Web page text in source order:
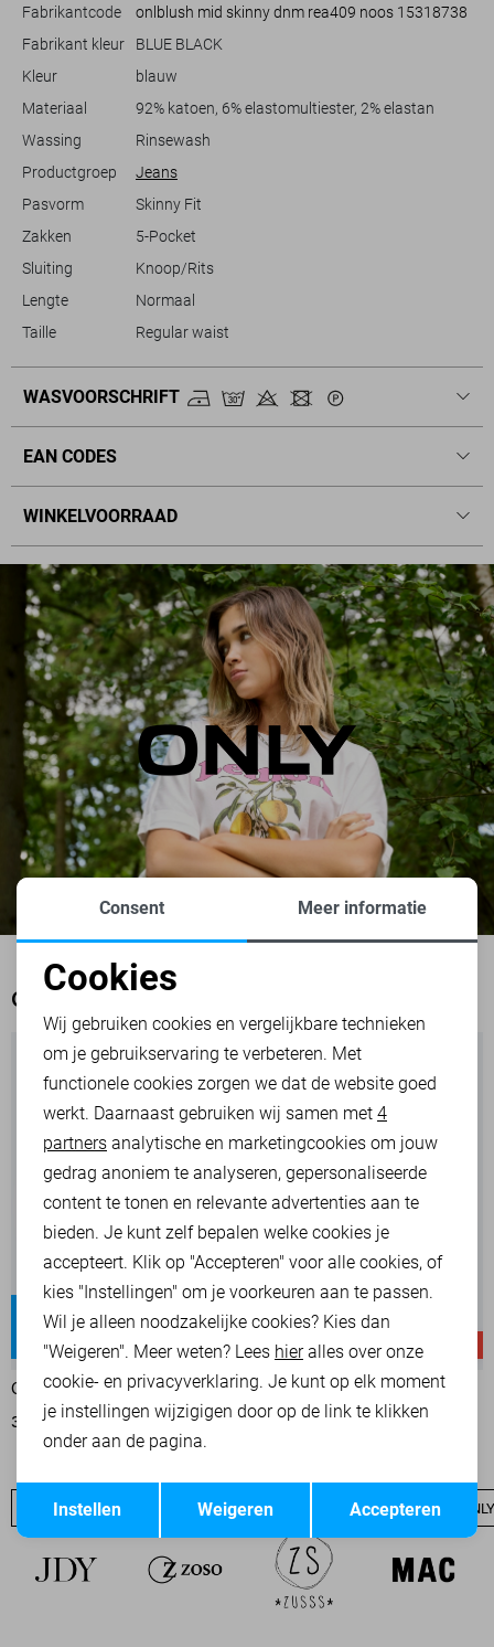
of met een casual T-shirt voor een meer ontspannen uitstraling. Of je
nu een dag op kantoor hebt of een weekendje weg, deze Only jeans
tijdloze denim stijl is deze broek een ideale keuze voor ieder seizoen.
Fabrikantcode
onlblush mid skinny dnm rea409 noos 15318738
Fabrikant kleur
BLUE BLACK
Kleur
blauw
Materiaal
92% katoen, 6% elastomultiester, 2% elastan
Wassing
Rinsewash
Productgroep
Jeans
Pasvorm
Skinny Fit
Zakken
5-Pocket
Sluiting
Knoop/Rits
Lengte
Normaal
Taille
Regular waist
WASVOORSCHRIFT
EAN CODES
WINKELVOORRAAD
OOK HET BEKIJKEN WAARD
Blush
Regular waist
-20%
ONLY JEANS
39,95 49,99
Mila
High waist
ONLY JEANS
20,00 49,99
ONLY SALE ONLY BASICS NIEUW ONLY T-SHIRTS
Noodzakelijke cookies
Personalisatie cookies
Analytische cookies
Marketing cookies
Terug Opslaan
Consent Meer informatie
Cookies
Wij gebruiken cookies en vergelijkbare technieken
om je gebruikservaring te verbeteren. Met
functionele cookies zorgen we dat de website goed
werkt. Daarnaast gebruiken wij samen met 4
partners analytische en marketingcookies om jouw
gedrag anoniem te analyseren, gepersonaliseerde
content te tonen en relevante advertenties aan te
bieden. Je kunt zelf bepalen welke cookies je
accepteert. Klik op "Accepteren" voor alle cookies, of
kies "Instellingen" om je voorkeuren aan te passen.
Wil je alleen noodzakelijke cookies? Kies dan
"Weigeren". Meer weten? Lees hieralles over onze
cookie- en privacyverklaring. Je kunt op elk moment
je instellingen wijzigigen door op de link te klikken
onder aan de pagina.
Accepteren
Weigeren
Instellen